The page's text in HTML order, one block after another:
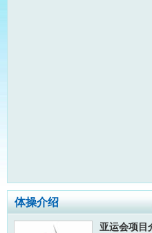
体操介绍
亚运会项目